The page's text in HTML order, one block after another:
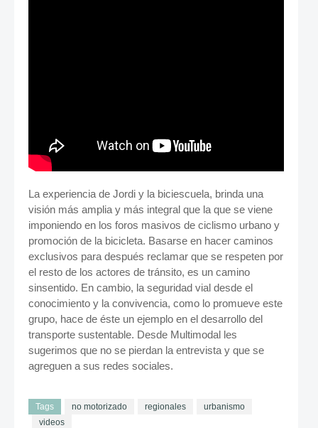
La experiencia de Jordi y la biciescuela, brinda una
visión más amplia y más integral que la que se viene
imponiendo en los foros masivos de ciclismo urbano y
promoción de la bicicleta. Basarse en hacer caminos
exclusivos para después reclamar que se respeten por
el resto de los actores de tránsito, es un camino
sinsentido. En cambio, la seguridad vial desde el
conocimiento y la convivencia, como lo promueve este
grupo, hace de éste un ejemplo en el desarrollo del
transporte sustentable. Desde Multimodal les
sugerimos que no se pierdan la entrevista y que se
agreguen a sus redes sociales.
Tags no motorizado regionales
urbanismo
videos